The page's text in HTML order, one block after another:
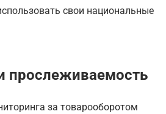
свои национальные
прослеживаемость
за товарооборотом